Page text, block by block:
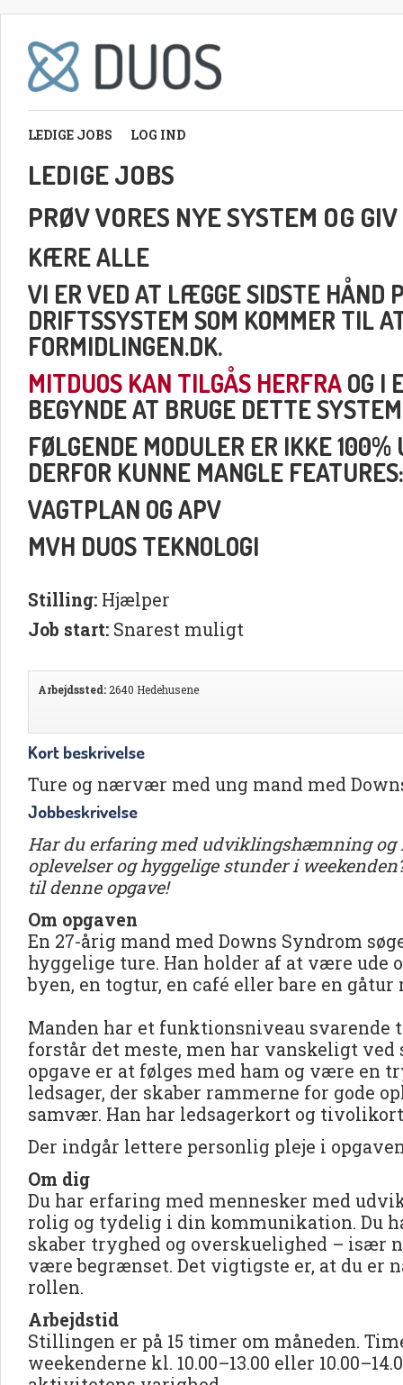
LEDIGE JOBS LOG IND
LEDIGE JOBS
PRØV VORES NYE SYSTEM OG
KÆRE ALLE
VI ER VED AT LÆGGE SIDSTE HÅND
DRIFTSSYSTEM SOM KOMMER TIL
FORMIDLINGEN.DK.
MITDUOS KAN TILGÅS HERFRAOG I
BEGYNDE AT BRUGE DETTE
FØLGENDE MODULER ER IKKE 100%
DERFOR KUNNE MANGLE FEATURES:
VAGTPLAN OG APV
MVH DUOS TEKNOLOGI
Stilling: Hjælper
Job start: Snarest muligt
Arbejdssted: 2640 Hedehusene
Kort beskrivelse
Ture og nærvær med ung mand med
Jobbeskrivelse
Har du erfaring med udviklingshæmning og
oplevelser og hyggelige stunder i
til denne opgave!
Om opgaven
En 27-årig mand med Downs Syndrom
hyggelige ture. Han holder af at være ude
byen, en togtur, en café eller bare en gåtur
Manden har et funktionsniveau svarende
forstår det meste, men har vanskeligt
opgave er at følges med ham og være en
ledsager, der skaber rammerne for gode
samvær. Han har ledsagerkort og
Der indgår lettere personlig pleje i
Om dig
Du har erfaring med mennesker med
rolig og tydelig i din kommunikation. Du
skaber tryghed og overskuelighed – især
være begrænset. Det vigtigste er, at du er
rollen.
Arbejdstid
Stillingen er på 15 timer om måneden.
weekenderne kl. 10.00–13.00 eller